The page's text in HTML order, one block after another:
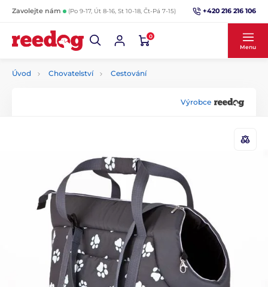
Zavolejte nám (Po 9-17, Út 8-16, St 10-18, Čt-Pá 7-15) +420 216 216 106
0
Menu
Úvod Chovatelství Cestování
Výrobce